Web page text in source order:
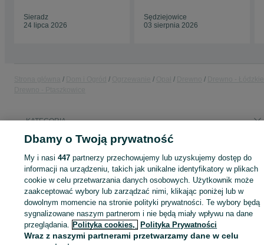
Sieradz
24 lipca 2026
Sędziejowice
03 sierpnia 2026
KATEGORIA
Zaloguj się lub załóż konto na OLX, aby skontaktować się z
sprzedającym
Dbamy o Twoją prywatność
My i nasi447 partnerzy przechowujemy lub uzyskujemy dostęp do
informacji na urządzeniu, takich jak unikalne identyfikatory w plikach
cookie w celu przetwarzania danych osobowych. Użytkownik może
zaakceptować wybory lub zarządzać nimi, klikając poniżej lub w
dowolnym momencie na stronie polityki prywatności. Te wybory będą
sygnalizowane naszym partnerom i nie będą miały wpływu na dane
przeglądania. Polityka cookies, Polityka Prywatności
Wraz z naszymi partnerami przetwarzamy dane w celu